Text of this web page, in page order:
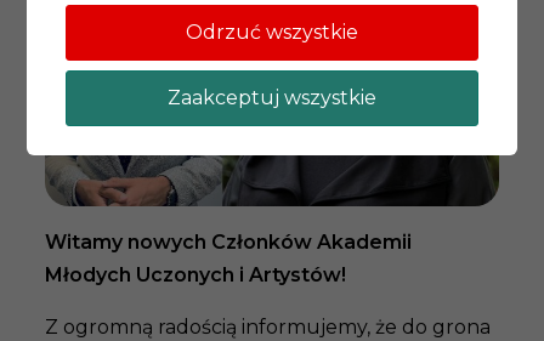
Witamy nowych Członków Akademii
Młodych Uczonych i Artystów!
Z ogromną radością informujemy, że do grona
Odrzuć wszystkie
Zaakceptuj wszystkie